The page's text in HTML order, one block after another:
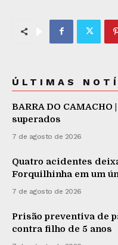
ÚLTIMAS
BARRA DO
superados
7 de agosto de 2026
Quatro acidentes
Forquilhinha em um
7 de agosto de 2026
Prisão preventiva de
contra filho de 5 anos